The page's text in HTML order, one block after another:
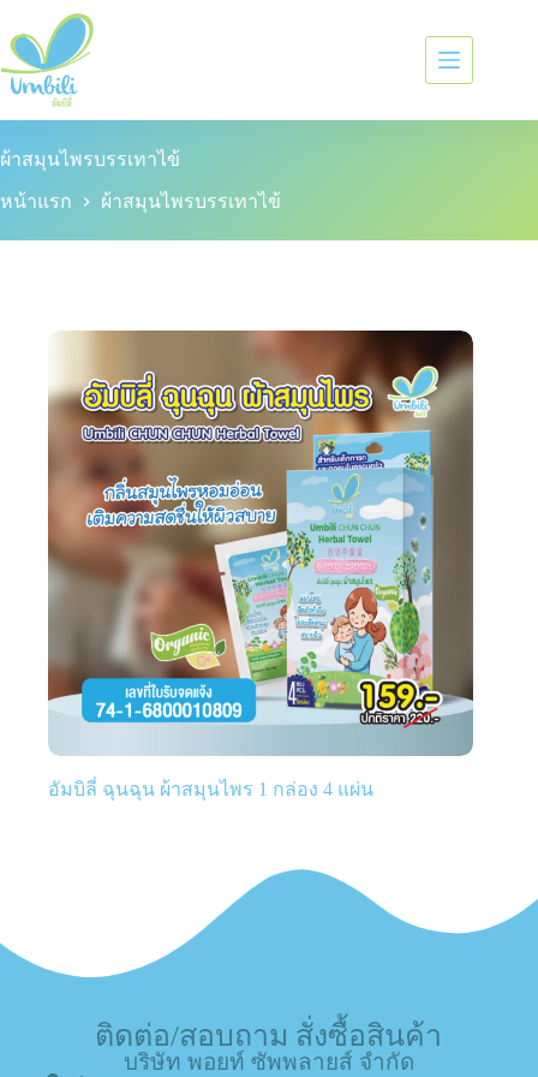
ผ้าสมุนไพรบรรเทาไข้
หน้าแรก ผ้าสมุนไพรบรรเทาไข้
อัมบิลี่ ฉุนฉุน ผ้าสมุนไพร 1 กล่อง 4 แผ่น
ติดต่อ/สอบถาม สั่งซื้อสินค้า
บริษัท พอยท์ ซัพพลายส์ จำกัด